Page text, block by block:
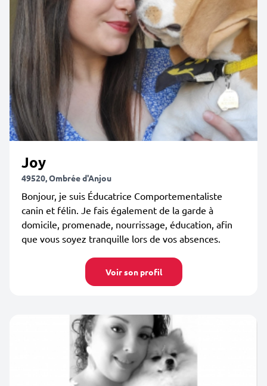
Joy
49520, Ombrée d'Anjou
Bonjour, je suis Éducatrice Comportementaliste
canin et félin. Je fais également de la garde à
domicile, promenade, nourrissage, éducation, afin
que vous soyez tranquille lors de vos absences.
Voir son profil